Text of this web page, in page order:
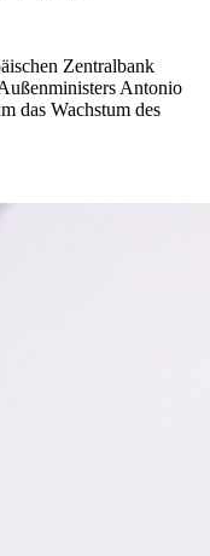
Zentralbank
Antonio
das Wachstum des